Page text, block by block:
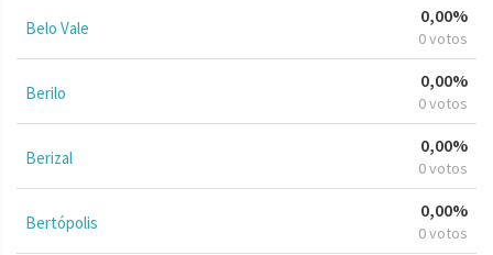
Belo Vale
0,00%
0 votos
Berilo
0,00%
0 votos
Berizal
0,00%
0 votos
Bertópolis
0,00%
0 votos